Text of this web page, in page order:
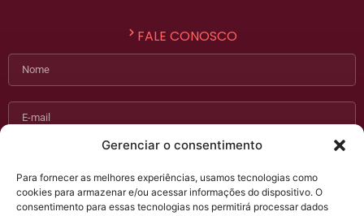
Gerenciar o consentimento
Para fornecer as melhores experiências, usamos tecnologias como
cookies para armazenar e/ou acessar informações do dispositivo. O
consentimento para essas tecnologias nos permitirá processar dados
FALE CONOSCO